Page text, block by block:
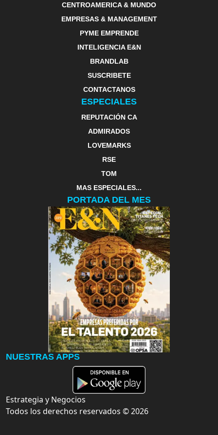
CENTROAMERICA & MUNDO
EMPRESAS & MANAGEMENT
PYME EMPRENDE
INTELIGENCIA E&N
BRANDLAB
SUSCRIBETE
CONTACTANOS
ESPECIALES
REPUTACIÓN CA
ADMIRADOS
LOVEMARKS
RSE
TOM
MAS ESPECIALES...
PORTADA DEL MES
NUESTRAS APPS
Estrategia y Negocios
Todos los derechos reservados ©2026